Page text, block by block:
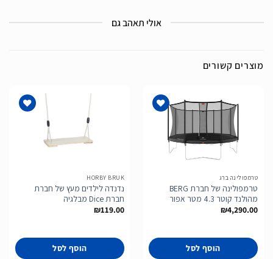
אולי תאהב גם
מוצרים קשורים
טרמפולינה ברג
טרמפולינה של חברת BERG
מהולנד קוטר 4.3 מטר אפור
₪4,290.00
הוסף לסל
HORBY BRUK
נדנדה לילדים מעץ של חברת
חברת Dice מבלגיה
₪119.00
הוסף לסל